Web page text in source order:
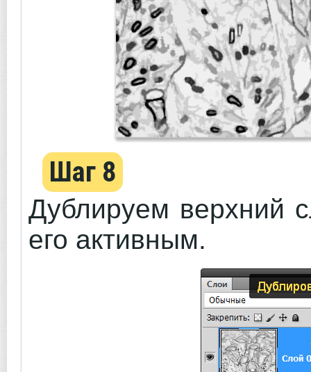
Шаг 8
Дублируем
его активным.